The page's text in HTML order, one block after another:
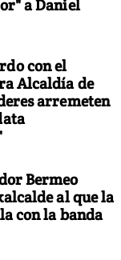
a Daniel
con el
Alcaldía de
arremeten
Bermeo
al que la
con la banda